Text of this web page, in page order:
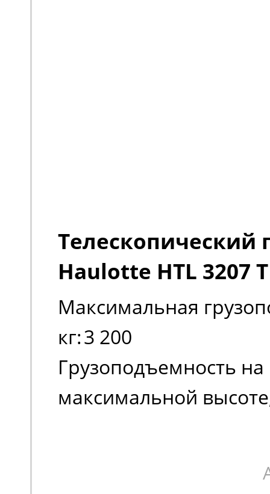
Телескопический
Haulotte HTL 3207
Максимальная
кг:3 200
Грузоподъемность на
максимальной